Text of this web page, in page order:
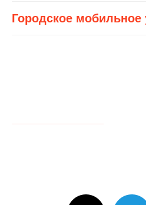
Городское мобильное